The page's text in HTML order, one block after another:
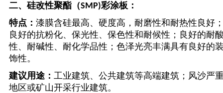
二、硅改性聚酯（SMP)彩涂板：
特点： 漆膜含硅最高、硬度高，耐磨性和耐热性良好
良好的抗粉化、保光性、保色性和耐候性；良好的耐
性、耐碱性、耐化学品性；色泽光亮丰满具有良好的
饰性。
建议用途： 工业建筑、公共建筑等高端建筑；风沙严
地区或矿山开采行业建筑。